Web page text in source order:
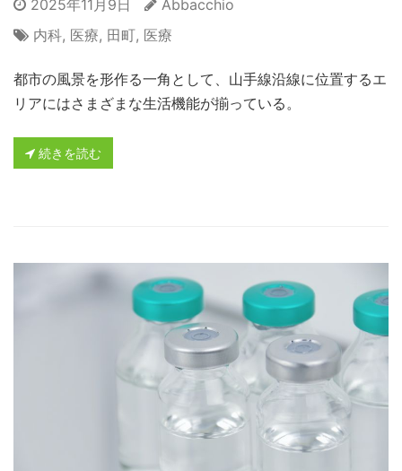
2025年11月9日
Abbacchio
内科, 医療, 田町, 医療
都市の風景を形作る一角として、山手線沿線に位置するエ
リアにはさまざまな生活機能が揃っている。
続きを読む